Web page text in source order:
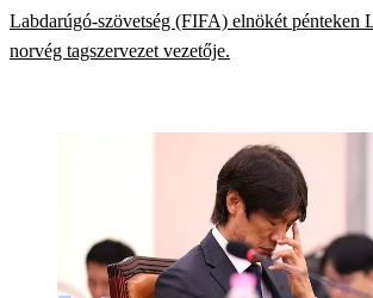
Labdarúgó-szövetség (FIFA) elnökét pénteken
norvég tagszervezet vezetője.